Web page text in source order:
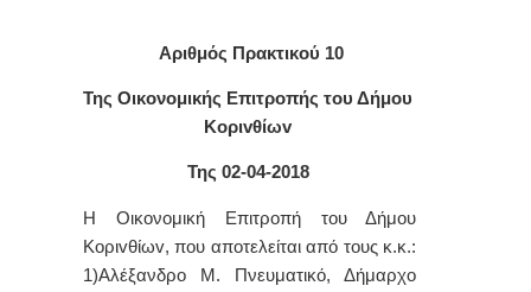
Αριθμός Πρακτικού 10
Της Οικονομικής Επιτρoπής τoυ Δήμoυ
Κoριvθίωv
Της 02-04-2018
Η Οικονομική Επιτρoπή τoυ Δήμoυ
Κoριvθίωv, πoυ απoτελείται από τoυς κ.κ.:
1)Αλέξανδρο Μ. Πνευματικό, Δήμαρχo